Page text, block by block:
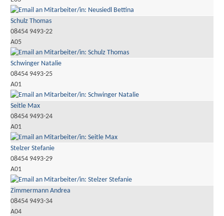
Schulz Thomas
08454 9493-22
A05
Schwinger Natalie
08454 9493-25
A01
Seitle Max
08454 9493-24
A01
Stelzer Stefanie
08454 9493-29
A01
Zimmermann Andrea
08454 9493-34
A04